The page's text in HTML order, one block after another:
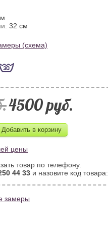
32 см
(схема)
4500 pуб.
цены
товар по телефону.
44 33 и назовите код товара:
замеры